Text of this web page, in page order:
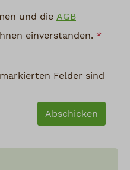
und die AGB
einverstanden. *
Felder sind
Abschicken